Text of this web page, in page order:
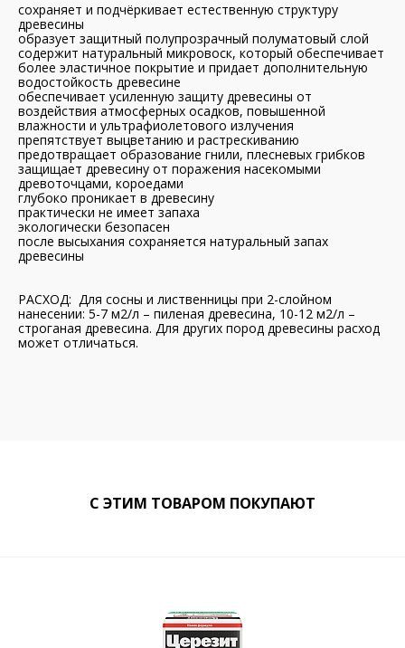
сохраняет и подчёркивает естественную структуру
древесины
образует защитный полупрозрачный полуматовый слой
содержит натуральный микровоск, который обеспечивает
более эластичное покрытие и придает дополнительную
водостойкость древесине
обеспечивает усиленную защиту древесины от
воздействия атмосферных осадков, повышенной
влажности и ультрафиолетового излучения
препятствует выцветанию и растрескиванию
предотвращает образование гнили, плесневых грибков
защищает древесину от поражения насекомыми
древоточцами, короедами
глубоко проникает в древесину
практически не имеет запаха
экологически безопасен
после высыхания сохраняется натуральный запах
древесины
РАСХОД: Для сосны и лиственницы при 2-слойном
нанесении: 5-7 м2/л – пиленая древесина, 10-12 м2/л –
строганая древесина. Для других пород древесины расход
может отличаться.
С ЭТИМ ТОВАРОМ ПОКУПАЮТ